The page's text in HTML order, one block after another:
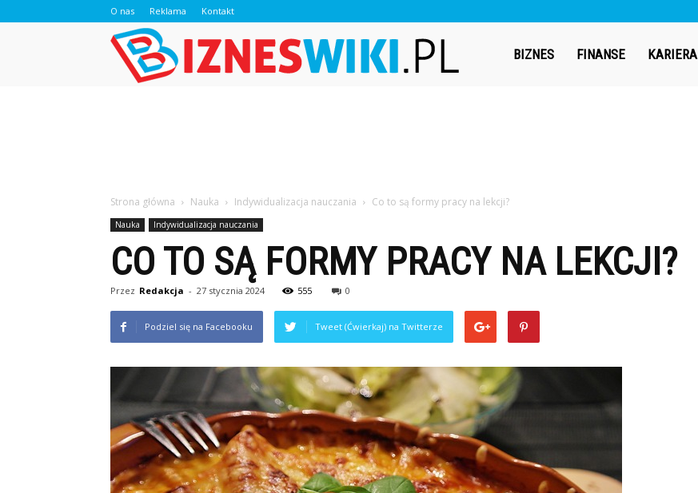
O nas Reklama Kontakt
Bizneswiki.plBIZNES FINANSE KARIERA
Strona główna Nauka Indywidualizacja nauczania Co to są formy pracy na lekcji?
Nauka Indywidualizacja nauczania
CO TO SĄ FORMY PRACY NA LEKCJI?
Przez Redakcja - 27 stycznia 2024 555 0
Podziel się na Facebooku Tweet (Ćwierkaj) na Twitterze